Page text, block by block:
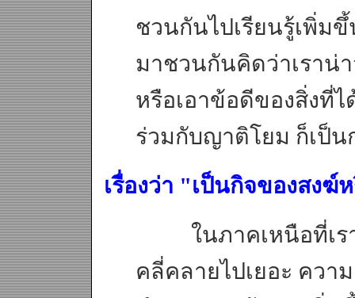
ชวนกันไปเรียนรู้เพิ่ม
มาชวนกันคิดว่าเราน่
หรือเอาข้อดีของสิ่งที่ไ
ร่วมกับญาติโยม ก็เป็น
เรื่องว่า "เป็นกิจของสงฆ์
ในภาคเหนือที่เรา
คลี่คลายไปเยอะ ควา